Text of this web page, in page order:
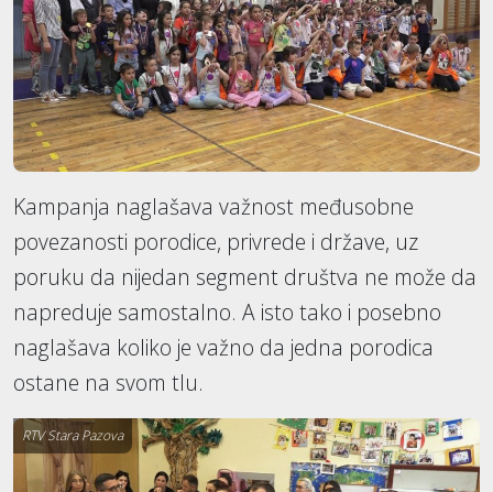
Kampanja naglašava važnost međusobne
povezanosti porodice, privrede i države, uz
poruku da nijedan segment društva ne može da
napreduje samostalno. A isto tako i posebno
naglašava koliko je važno da jedna porodica
ostane na svom tlu.
RTV Stara Pazova